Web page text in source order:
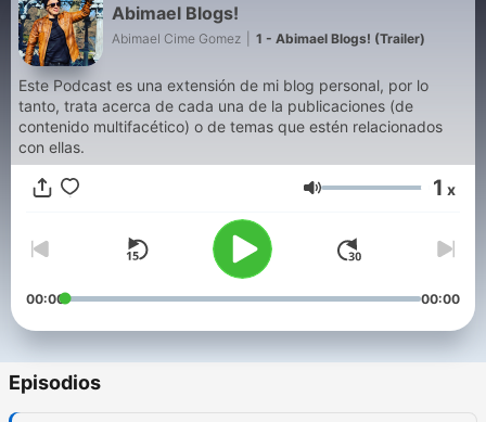
Abimael Blogs!
Abimael Cime Gomez 1 - Abimael Blogs! (Trailer)
Este Podcast es una extensión de mi blog personal, por lo
tanto, trata acerca de cada una de la publicaciones (de
contenido multifacético) o de temas que estén relacionados
con ellas.
Volumen 1 x
00:00 00:00
Episodios